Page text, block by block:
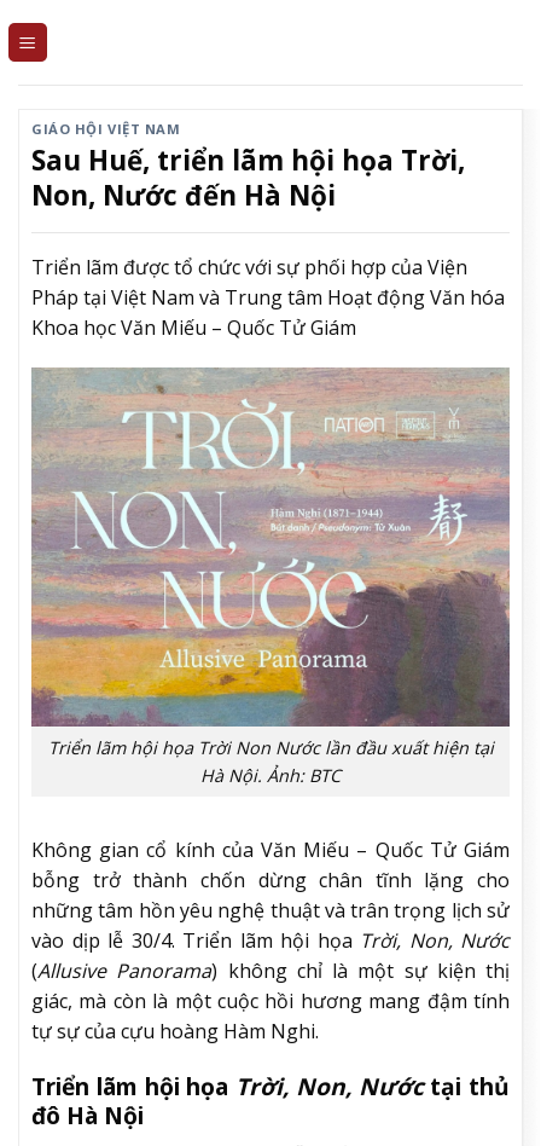
GIÁO HỘI VIỆT NAM
Sau Huế, triển lãm hội họa Trời,
Non, Nước đến Hà Nội
Triển lãm được tổ chức với sự phối hợp của Viện
Pháp tại Việt Nam và Trung tâm Hoạt động Văn hóa
Khoa học Văn Miếu – Quốc Tử Giám
Triển lãm hội họa Trời Non Nước lần đầu xuất hiện tại
Hà Nội. Ảnh: BTC
Không gian cổ kính của Văn Miếu – Quốc Tử Giám
bỗng trở thành chốn dừng chân tĩnh lặng cho
những tâm hồn yêu nghệ thuật và trân trọng lịch sử
vào dịp lễ 30/4. Triển lãm hội họa Trời, Non, Nước
(Allusive Panorama) không chỉ là một sự kiện thị
giác, mà còn là một cuộc hồi hương mang đậm tính
tự sự của cựu hoàng Hàm Nghi.
Triển lãm hội họa Trời, Non, Nướctại thủ
đô Hà Nội